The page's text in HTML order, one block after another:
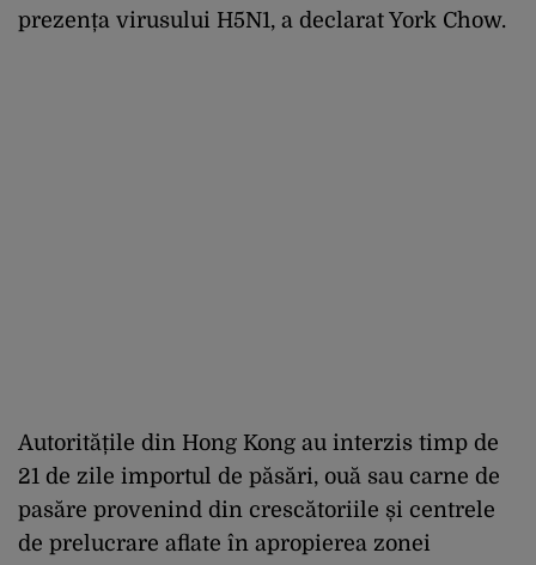
prezența virusului H5N1, a declarat York Chow.
Autoritățile din Hong Kong au interzis timp de
21 de zile importul de păsări, ouă sau carne de
pasăre provenind din crescătoriile și centrele
de prelucrare aflate în apropierea zonei